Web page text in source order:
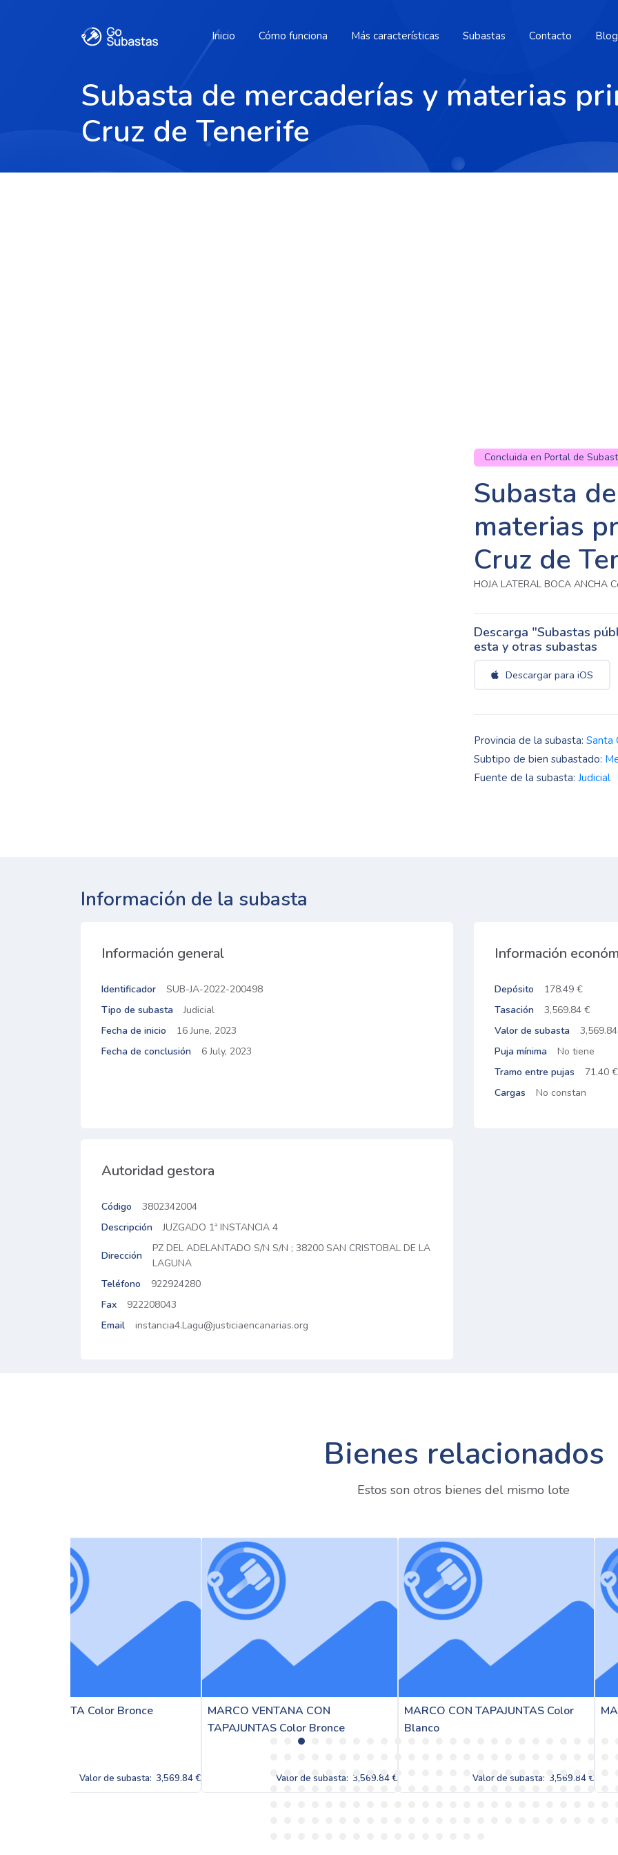
Inicio Cómo funciona Más características Subastas Contacto Blog
Subasta de mercaderías y materias
Cruz de Tenerife
Concluida en Portal de
Subasta
materias
Cruz de
HOJA LATERAL BOCA ANCHA
Descarga "Subastas
esta y otras subastas
Descargar para iOS
Provincia de la subasta: Santa
Subtipo de bien subastado:
Fuente de la subasta: Judicial
Información de la subasta
Información general
Identificador
SUB-JA-2022-200498
Tipo de subasta
Judicial
Fecha de inicio
16 June, 2023
Fecha de conclusión
6 July, 2023
Información
Depósito
178.49 €
Tasación
3,569.84 €
Valor de subasta
Puja mínima
No tiene
Tramo entre pujas
71.40 €
Cargas
No constan
Autoridad gestora
Código
3802342004
Descripción
JUZGADO 1ª INSTANCIA 4
Dirección
PZ DEL ADELANTADO S/N S/N ; 38200 SAN CRISTOBAL DE LA
LAGUNA
Teléfono
922924280
Fax
922208043
Email
instancia4.Lagu@justiciaencanarias.org
Bienes relacionados
Estos son otros bienes del mismo lote
MARCO VENTANA CON
TAPAJUNTAS Color Bronce
Valor de subasta:
MARCO CON TAPAJUNTAS Color
Blanco
Valor de subasta:
MARCO PUERTA Color
Valor de subasta: